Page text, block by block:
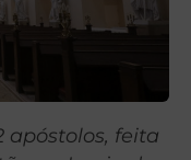
apóstolos, feita